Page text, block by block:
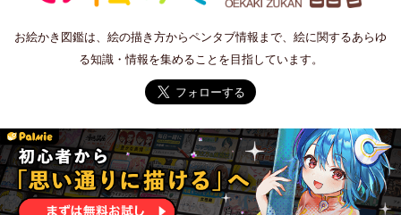
お絵かき図鑑は、絵の描き方からペンタブ情報まで、絵に関するあらゆ
る知識・情報を集めることを目指しています。